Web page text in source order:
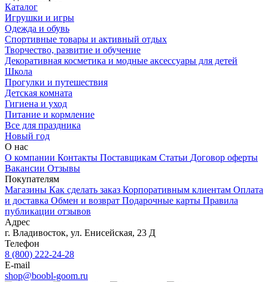
Каталог
Игрушки и игры
Одежда и обувь
Спортивные товары и активный отдых
Творчество, развитие и обучение
Декоративная косметика и модные аксессуары для детей
Школа
Прогулки и путешествия
Детская комната
Гигиена и уход
Питание и кормление
Все для праздника
Новый год
О нас
О компании Контакты Поставщикам Статьи Договор оферты
Вакансии Отзывы
Покупателям
Магазины Как сделать заказ Корпоративным клиентам Оплата
и доставка Обмен и возврат Подарочные карты Правила
публикации отзывов
Адрес
г. Владивосток, ул. Енисейская, 23 Д
Телефон
8 (800) 222-24-28
E-mail
shop@boobl-goom.ru